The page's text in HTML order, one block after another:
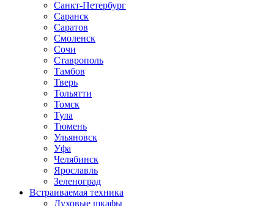
Санкт-Петербург
Саранск
Саратов
Смоленск
Сочи
Ставрополь
Тамбов
Тверь
Тольятти
Томск
Тула
Тюмень
Ульяновск
Уфа
Челябинск
Ярославль
Зеленоград
Встраиваемая техника
Духовые шкафы